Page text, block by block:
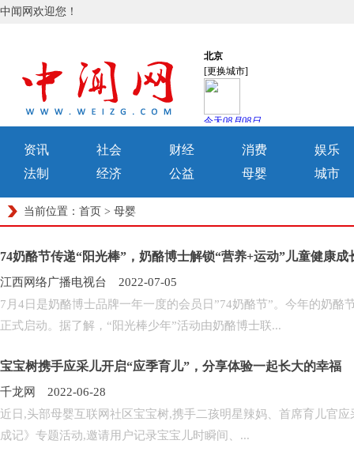
中闻网欢迎您！
资讯 社会 财经 消费
娱乐
法制
经济 公益 母婴 城市
当前位置： 首页 > 母婴
74奶酪节传递“阳光棒”，奶酪博士解锁“营养+运动”儿童健康成
江西网络广播电视台 2022-07-05
7月4日是奶酪博士品牌一年一度的会员日”74奶酪节”。今年的奶
正式启动。据了解，“阳光棒少年”活动由奶酪博士联...
宝宝树携手应采儿开启“应季育儿”，分享体验一起长大的幸福
千龙网 2022-06-28
近日,头部母婴互联网社区宝宝树,携手二孩明星辣妈、首席育儿官
成记》专题活动,邀请用户记录宝宝儿时瞬间、...